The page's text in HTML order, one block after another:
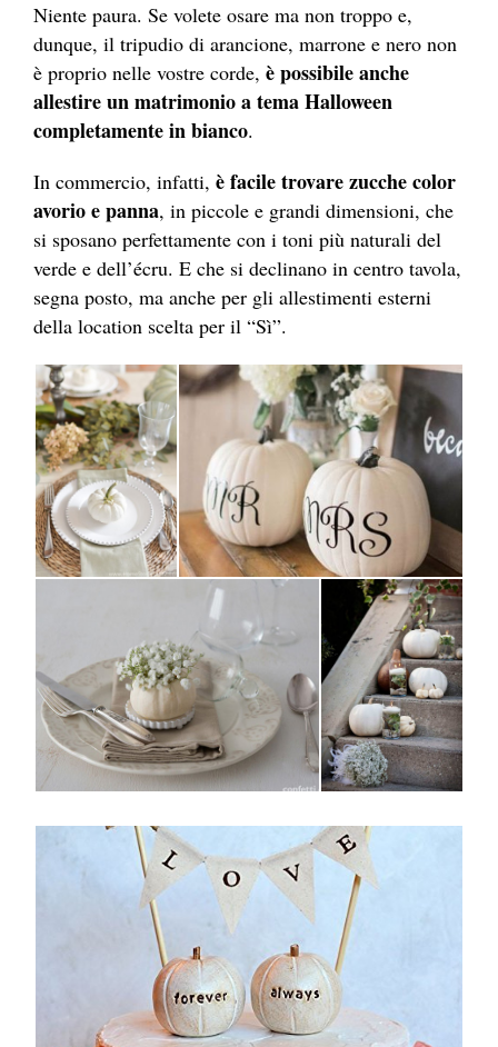
Niente paura. Se volete osare ma non troppo e,
dunque, il tripudio di arancione, marrone e nero non
è proprio nelle vostre corde, è possibile anche
allestire un matrimonio a tema Halloween
completamente in bianco.
In commercio, infatti, è facile trovare zucche color
avorio e panna, in piccole e grandi dimensioni, che
si sposano perfettamente con i toni più naturali del
verde e dell’écru. E che si declinano in centro tavola,
segna posto, ma anche per gli allestimenti esterni
della location scelta per il “Sì”.